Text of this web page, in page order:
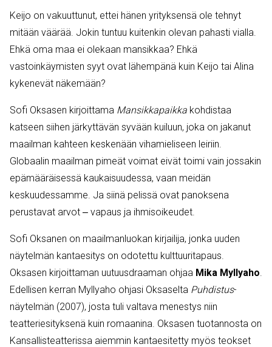
Keijo on vakuuttunut, ettei hänen yrityksensä ole tehnyt
mitään väärää. Jokin tuntuu kuitenkin olevan pahasti vialla.
Ehkä oma maa ei olekaan mansikkaa? Ehkä
vastoinkäymisten syyt ovat lähempänä kuin Keijo tai Alina
kykenevät näkemään?
Sofi Oksasen kirjoittama Mansikkapaikka kohdistaa
katseen siihen järkyttävän syvään kuiluun, joka on jakanut
maailman kahteen keskenään vihamieliseen leiriin.
Globaalin maailman pimeät voimat eivät toimi vain jossakin
epämääräisessä kaukaisuudessa, vaan meidän
keskuudessamme. Ja siinä pelissä ovat panoksena
perustavat arvot ‒ vapaus ja ihmisoikeudet.
Sofi Oksanen on maailmanluokan kirjailija, jonka uuden
näytelmän kantaesitys on odotettu kulttuuritapaus.
Oksasen kirjoittaman uutuusdraaman ohjaa Mika Myllyaho
Edellisen kerran Myllyaho ohjasi Oksaselta Puhdistus-
näytelmän (2007), josta tuli valtava menestys niin
teatteriesityksenä kuin romaanina. Oksasen tuotannosta on
Kansallisteatterissa aiemmin kantaesitetty myös teokset